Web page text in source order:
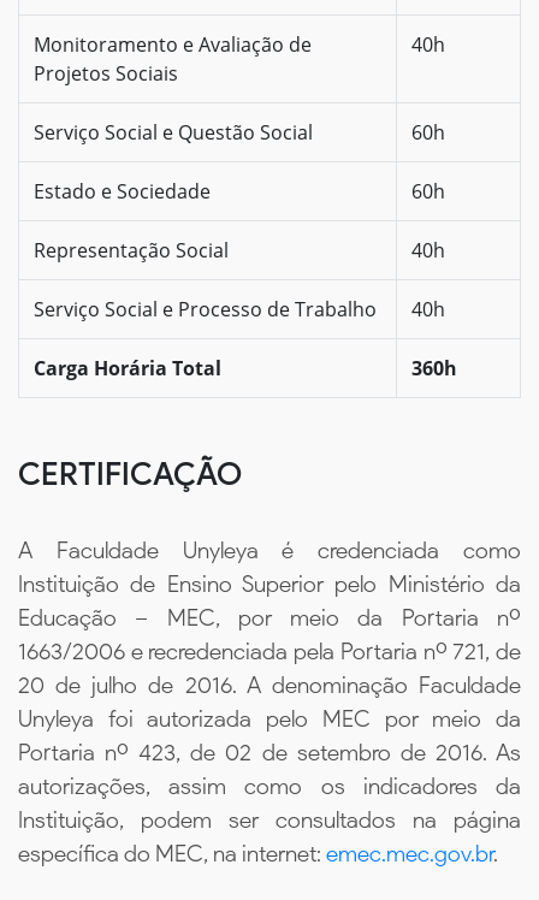
Monitoramento e Avaliação de
Projetos Sociais
40h
Serviço Social e Questão Social 60h
Estado e Sociedade 60h
Representação Social 40h
Serviço Social e Processo de Trabalho 40h
Carga Horária Total 360h
CERTIFICAÇÃO
A Faculdade Unyleya é credenciada como
Instituição de Ensino Superior pelo Ministério da
Educação – MEC, por meio da Portaria nº
1663/2006 e recredenciada pela Portaria nº 721, de
20 de julho de 2016. A denominação Faculdade
Unyleya foi autorizada pelo MEC por meio da
Portaria nº 423, de 02 de setembro de 2016. As
autorizações, assim como os indicadores da
Instituição, podem ser consultados na página
específica do MEC, na internet: emec.mec.gov.br.